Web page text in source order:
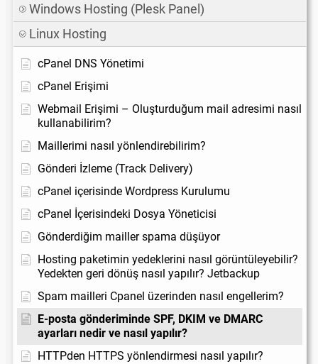
Windows Hosting (Plesk Panel)
Linux Hosting
cPanel DNS Yönetimi
cPanel Erişimi
Webmail Erişimi – Oluşturduğum mail adresimi nasıl
kullanabilirim?
Maillerimi nasıl yönlendirebilirim?
Gönderi İzleme (Track Delivery)
cPanel içerisinde Wordpress Kurulumu
cPanel İçerisindeki Dosya Yöneticisi
Gönderdiğim mailler spama düşüyor
Hosting paketimin yedeklerini nasıl görüntüleyebilir?
Yedekten geri dönüş nasıl yapılır? Jetbackup
Spam mailleri Cpanel üzerinden nasıl engellerim?
E-posta gönderiminde SPF, DKIM ve DMARC
ayarları nedir ve nasıl yapılır?
HTTPden HTTPS yönlendirmesi nasıl yapılır?